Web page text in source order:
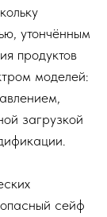
утончённым
продуктов
моделей:
загрузкой
сейф